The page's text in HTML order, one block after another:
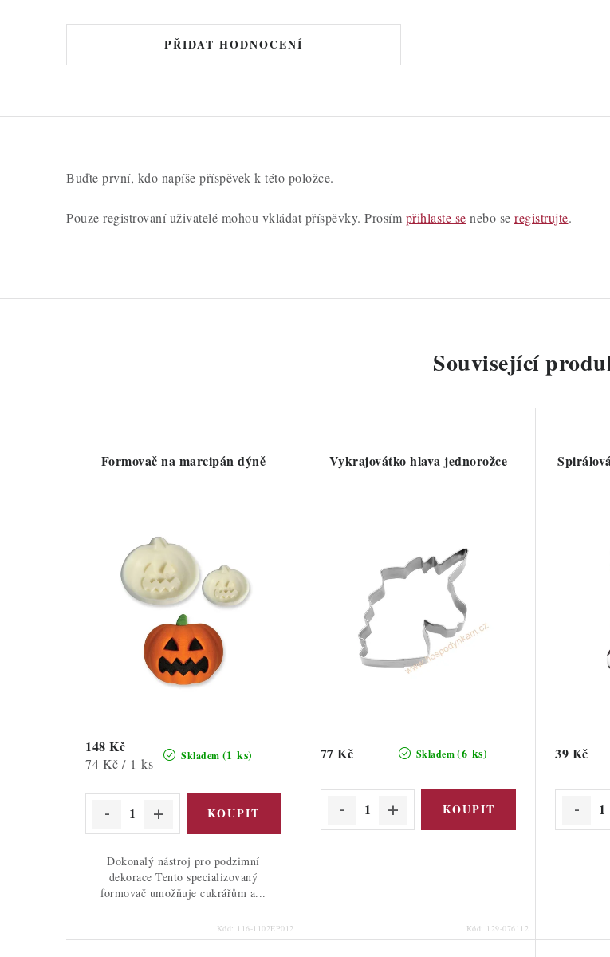
PŘIDAT HODNOCENÍ
Buďte první, kdo napíše příspěvek k této položce.
Pouze registrovaní uživatelé mohou vkládat příspěvky. Prosím přihlaste se nebo se registrujte.
Související
Formovač na marcipán dýně
Skladem (1 ks)
148 Kč
Měrná
74 Kč / 1 ks
Dokonalý nástroj pro podzimní
dekorace Tento specializovaný
formovač umožňuje cukrářům a...
Kód: 116-1102EP012
Vykrajovátko hlava jednorožce
Skladem(6 ks)
77 Kč
Kód: 129-076112
39 Kč